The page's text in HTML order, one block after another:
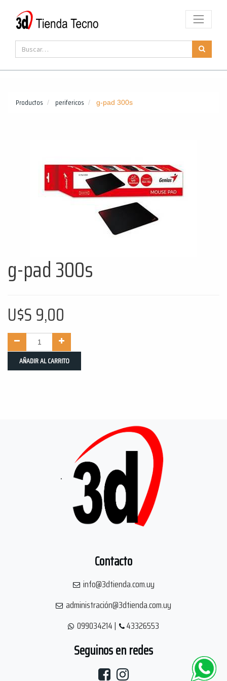
Productos perifericos g-pad 300s
g-pad 300s
U$S9,00
AÑADIR AL CARRITO
.
Contacto
info@3dtienda.com.uy
administración@3dtienda.com.uy
099034214 |
43326553
Seguinos en redes